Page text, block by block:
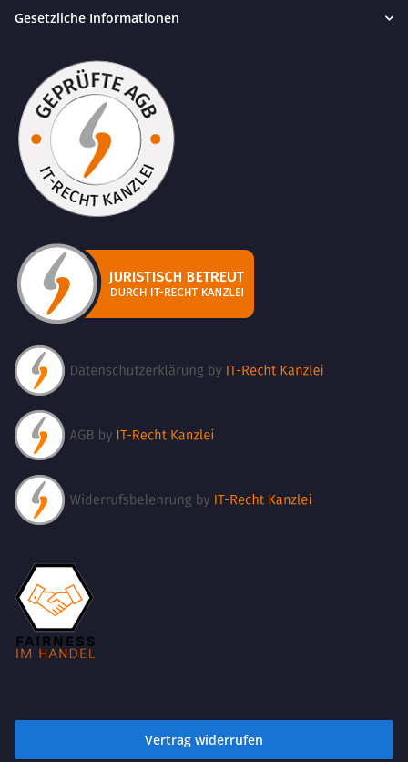
Gesetzliche Informationen
Vertrag widerrufen